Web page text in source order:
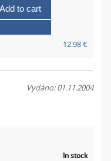
Add to cart
12.98 €
Vydáno: 01.11.2004
In stock